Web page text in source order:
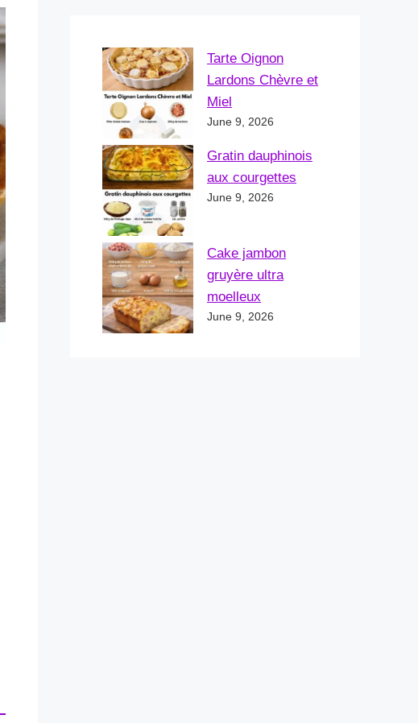
Tarte Oignon
Lardons Chèvre et
Miel
June 9, 2026
Gratin dauphinois
aux courgettes
June 9, 2026
Cake jambon
gruyère ultra
moelleux
June 9, 2026